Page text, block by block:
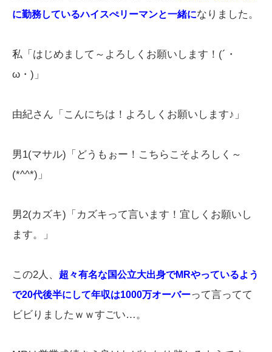
に勤務しているハイスぺリーマンと一緒になりました。
私「はじめまして～よろしくお願いします！(´・
ω・)」
由紀さん「こんにちは！よろしくお願いします♪」
男1(マサル)「どうもぉー！こちらこそよろしく～
(*^^*)」
男2(カズキ)「カズキって言います！宜しくお願いし
ます。」
この2人、 超々有名な国公立大出身でMRやっているよう
で20代後半にして年収は1000万オーバーって言ってて
ビビりましたｗｗすごい…。